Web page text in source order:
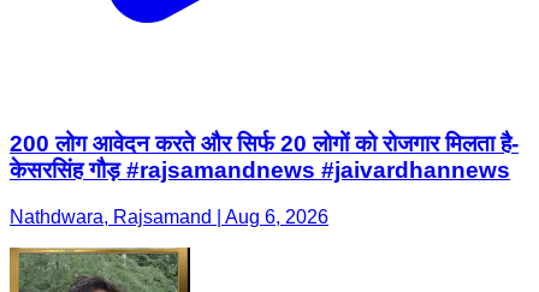
200 लोग आवेदन करते और सिर्फ 20 लोगों को रोजगार मिलता है-
केसरसिंह गौड़ #rajsamandnews #jaivardhannews
Nathdwara, Rajsamand | Aug 6, 2026